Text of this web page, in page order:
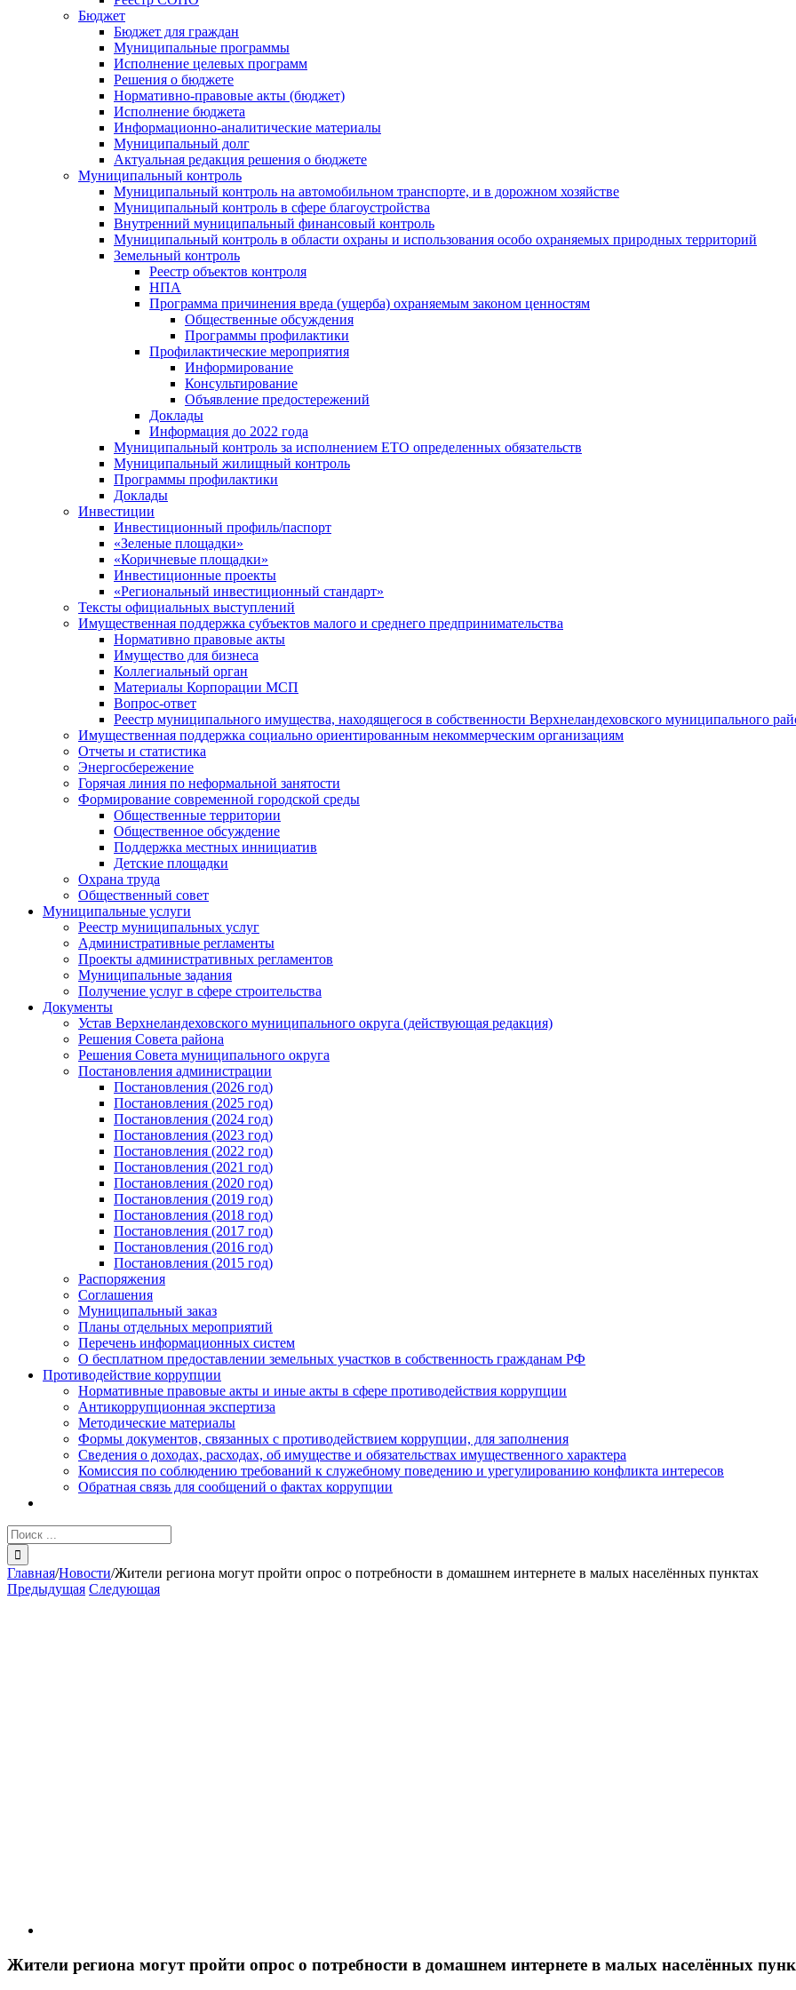
Бюджет
Бюджет для граждан
Муниципальные программы
Исполнение целевых программ
Решения о бюджете
Нормативно-правовые акты (бюджет)
Исполнение бюджета
Информационно-аналитические материалы
Муниципальный долг
Актуальная редакция решения о бюджете
Муниципальный контроль
Муниципальный контроль на автомобильном транспорте, и в дорожном хозяйстве
Муниципальный контроль в сфере благоустройства
Внутренний муниципальный финансовый контроль
Муниципальный контроль в области охраны и использования особо охраняемых природных территорий
Земельный контроль
Реестр объектов контроля
НПА
Программа причинения вреда (ущерба) охраняемым законом ценностям
Общественные обсуждения
Программы профилактики
Профилактические мероприятия
Информирование
Консультирование
Объявление предостережений
Доклады
Информация до 2022 года
Муниципальный контроль за исполнением ЕТО определенных обязательств
Муниципальный жилищный контроль
Программы профилактики
Доклады
Инвестиции
Инвестиционный профиль/паспорт
«Зеленые площадки»
«Коричневые площадки»
Инвестиционные проекты
«Региональный инвестиционный стандарт»
Тексты официальных выступлений
Имущественная поддержка субъектов малого и среднего предпринимательства
Нормативно правовые акты
Имущество для бизнеса
Коллегиальный орган
Материалы Корпорации МСП
Вопрос-ответ
Реестр муниципального имущества, находящегося в собственности Верхнеландеховского муниципального
Имущественная поддержка социально ориентированным некоммерческим организациям
Отчеты и статистика
Энергосбережение
Горячая линия по неформальной занятости
Формирование современной городской среды
Общественные территории
Общественное обсуждение
Поддержка местных иннициатив
Детские площадки
Охрана труда
Общественный совет
Муниципальные услуги
Реестр муниципальных услуг
Административные регламенты
Проекты административных регламентов
Муниципальные задания
Получение услуг в сфере строительства
Документы
Устав Верхнеландеховского муниципального округа (действующая редакция)
Решения Совета района
Решения Совета муниципального округа
Постановления администрации
Постановления (2026 год)
Постановления (2025 год)
Постановления (2024 год)
Постановления (2023 год)
Постановления (2022 год)
Постановления (2021 год)
Постановления (2020 год)
Постановления (2019 год)
Постановления (2018 год)
Постановления (2017 год)
Постановления (2016 год)
Постановления (2015 год)
Распоряжения
Соглашения
Муниципальный заказ
Планы отдельных мероприятий
Перечень информационных систем
О бесплатном предоставлении земельных участков в собственность гражданам РФ
Противодействие коррупции
Нормативные правовые акты и иные акты в сфере противодействия коррупции
Антикоррупционная экспертиза
Методические материалы
Формы документов, связанных с противодействием коррупции, для заполнения
Сведения о доходах, расходах, об имуществе и обязательствах имущественного характера
Комиссия по соблюдению требований к служебному поведению и урегулированию конфликта интересов
Обратная связь для сообщений о фактах коррупции
Результат
поиска:
Главная/Новости/Жители региона могут пройти опрос о потребности в домашнем интернете в малых населённых пунктах
Предыдущая Следующая
Жители региона могут пройти опрос о потребности в домашнем интернете в малых населённых